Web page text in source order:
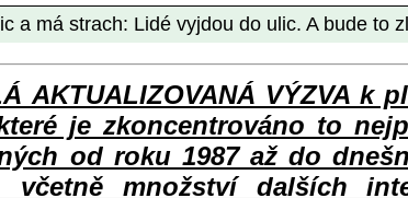
a má strach: Lidé vyjdou do ulic. A bude to
AKTUALIZOVANÁ VÝZVA k
je zkoncentrováno to
od roku 1987 až do
včetně množství dalších